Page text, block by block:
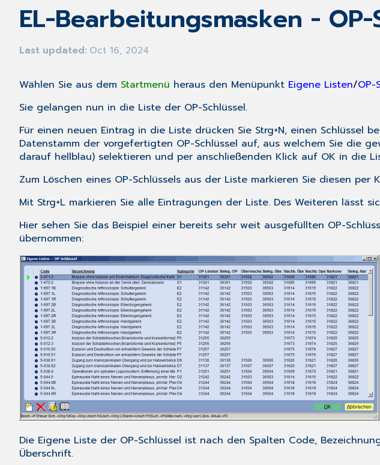
EL-Bearbeitungsmasken - OP-
Last updated Oct 16, 2024
Wählen Sie aus dem Startmenü heraus den Menüpunkt Eigene Listen/OP-
Sie gelangen nun in die Liste der OP-Schlüssel.
Für einen neuen Eintrag in die Liste drücken Sie Strg+N, einen Schlüssel
Datenstamm der vorgefertigten OP-Schlüssel auf, aus welchem Sie die
darauf hellblau) selektieren und per anschließenden Klick auf OK in die
Zum Löschen eines OP-Schlüssels aus der Liste markieren Sie diesen
Mit Strg+L markieren Sie alle Eintragungen der Liste. Des Weiteren lässt
Hier sehen Sie das Beispiel einer bereits sehr weit ausgefüllten OP-
übernommen:
Die Eigene Liste der OP-Schlüssel ist nach den Spalten Code,
Überschrift.